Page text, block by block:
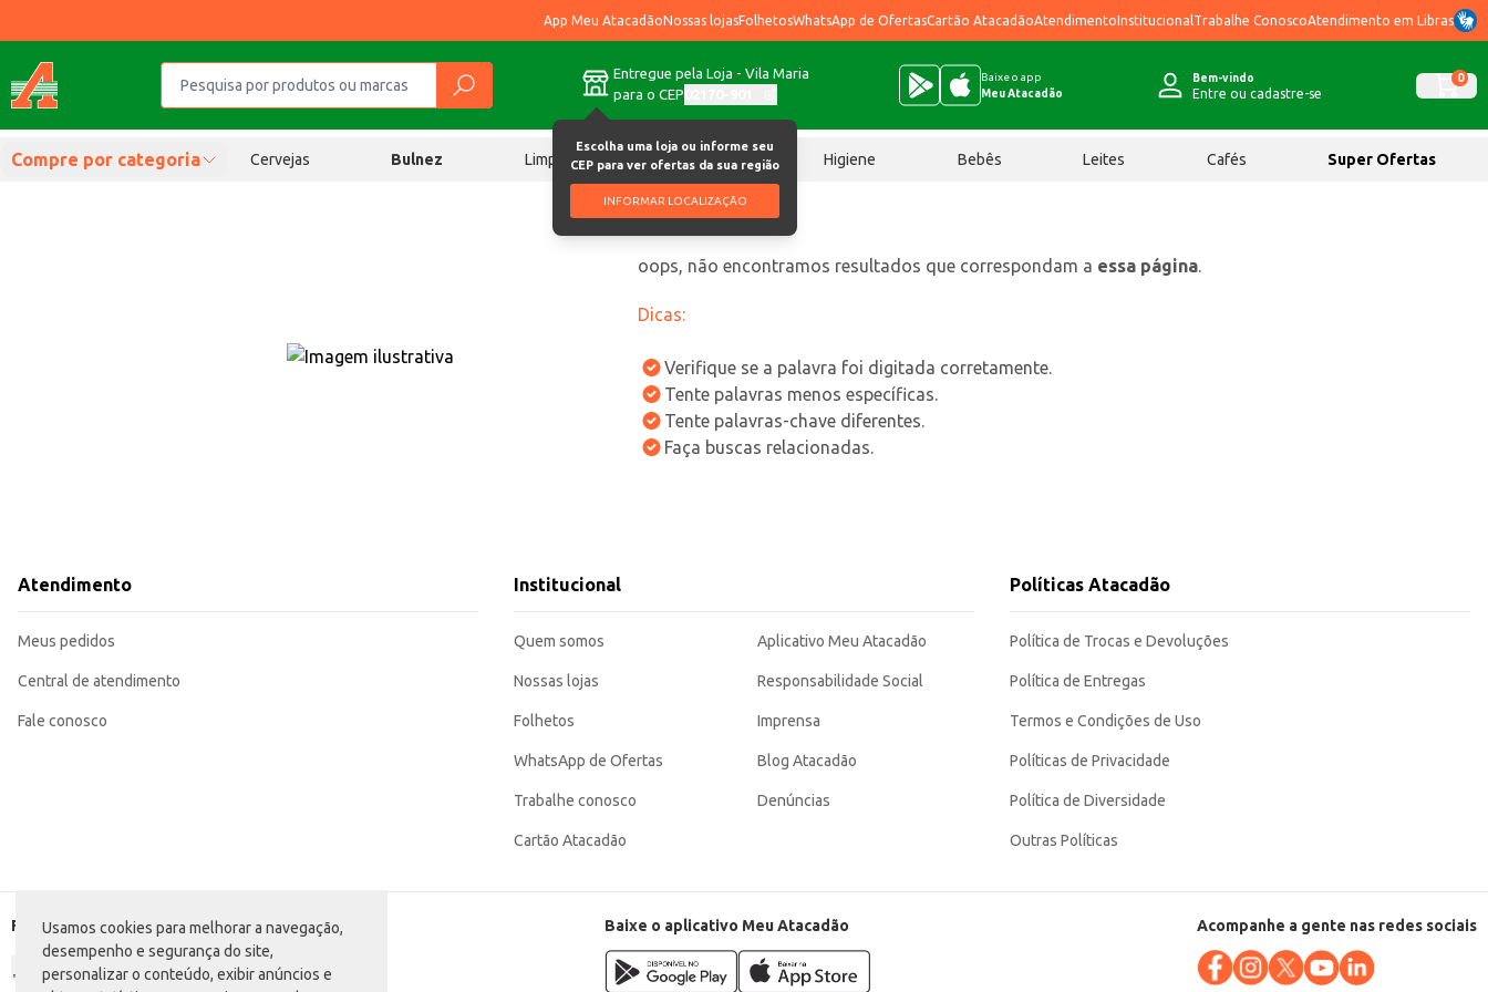
Usamos cookies para melhorar a navegação,
desempenho e segurança do site,
personalizar o conteúdo, exibir anúncios e
App Meu AtacadãoNossas lojasFolhetosWhatsApp de OfertasCartão AtacadãoAtendimentoInstitucional Trabalhe ConoscoAtendimento em Libras
Entregue pela Loja - Vila Maria
para o CEP
Escolha uma loja ou informe seu
CEP para ver ofertas da sua região
INFORMAR LOCALIZAÇÃO
Baixe o app
Meu Atacadão
Bem-vindo
Entre ou cadastre-se
0
Compre por categoria Cervejas Bulnez Limpeza Chocolates Higiene Bebês Leites Cafés Super Ofertas
oops, não encontramos resultados que correspondam a essa página.
Dicas:
Verifique se a palavra foi digitada corretamente.
Tente palavras menos específicas.
Tente palavras-chave diferentes.
Faça buscas relacionadas.
Atendimento
Meus pedidos
Central de atendimento
Fale conosco
Institucional
Quem somos
Nossas lojas
Folhetos
WhatsApp de Ofertas
Trabalhe conosco
Cartão Atacadão
Aplicativo Meu Atacadão
Responsabilidade Social
Imprensa
Blog Atacadão
Denúncias
Políticas Atacadão
Política de Trocas e Devoluções
Política de Entregas
Termos e Condições de Uso
Políticas de Privacidade
Política de Diversidade
Outras Políticas
Formas de pagamento Baixe o aplicativo Meu Atacadão Acompanhe a gente nas redes sociais